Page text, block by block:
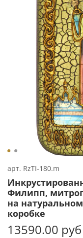
арт. RzTI-180.m
Филипп,
на
коробке
13590.00 руб